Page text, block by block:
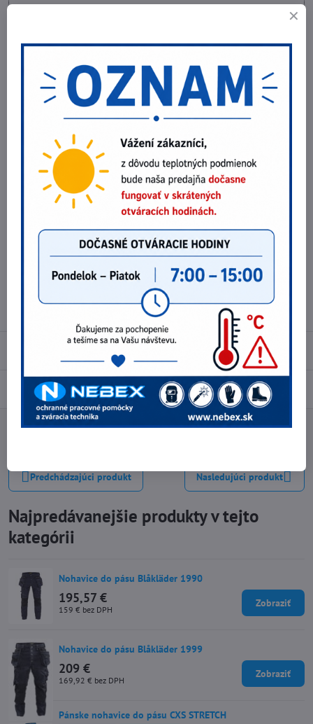
Povoliť tentokrát
Funkčné
Otvoriť video v novom okne
Doplnkové informácie
Kategória: Monterkové nohavice
Nohavice do pásu
Diskusia 0
Predchádzajúci produkt Nasledujúci produkt
Najpredávanejšie produkty v tejto
kategórii
Nohavice do pásu Blåkläder 1990
195,57 €
159 € bez DPH
Zobraziť
Nohavice do pásu Blåkläder 1999
209 €
169,92 € bez DPH
Zobraziť
Pánske nohavice do pásu CXS STRETCH